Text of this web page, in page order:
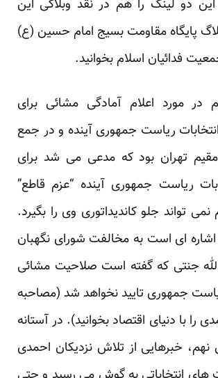
این دو لینک را هم در نقد وبلاگی این
پایگاه مقاومت بسیج امام حسین (ع)
فدائیان اسلامبخوانید.
مورد اعلام آمادگی مشائی برای
انتخابات ریاست جمهوری آینده و در جمع
مقیم تهران بود که مدعی می شد برای
ریاست جمهوری آینده “عزم قاطع”
تواند جلو کاندیداتوری وی را بگیرد.
اشاره ای است به مخالفت شورای نگهبان
جنتی که گفته است صلاحیت مشائی
جمهوری تایید نخواهد شد (مصاحبه
را با دنیای اقتصاد بخوانید). در آستانه
نهم، خبرهایی از تلاش نزدیکان احمدی